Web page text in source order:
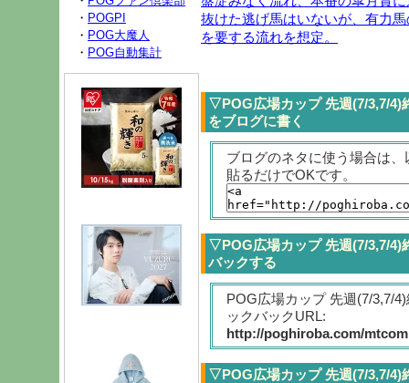
抜けた逃げ馬はいないが、有力
を要する流れを想定。
▽POG広場カップ 先週(7/3,7/4)
をブログに書く
ブログのネタに使う場合は
貼るだけでOKです。
▽POG広場カップ 先週(7/3,7/4)
バックする
POG広場カップ 先週(7/3,7/
ックバックURL:
http://poghiroba.com/
▽POG広場カップ 先週(7/3,7/4)
・ POGPI
・ POG大魔人
・ POG自動集計